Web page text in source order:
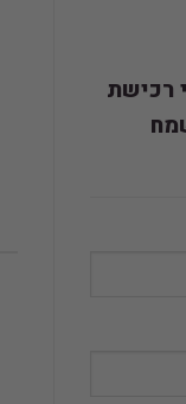
רכישת